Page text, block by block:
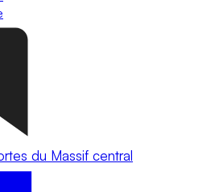
du Massif central